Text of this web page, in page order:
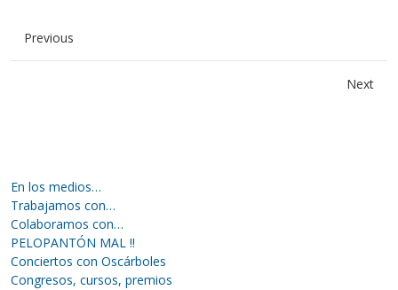
Previous
Next
En los medios…
Trabajamos con…
Colaboramos con…
PELOPANTÓN MAL !!
Conciertos con Oscárboles
Congresos, cursos, premios